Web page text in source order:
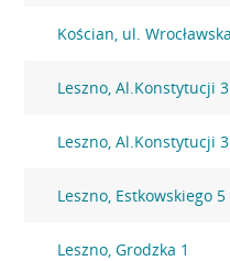
Kościan, ul.
Leszno, Al.Konstytucji
Leszno, Al.Konstytucji
Leszno, Estkowskiego 5
Leszno, Grodzka 1